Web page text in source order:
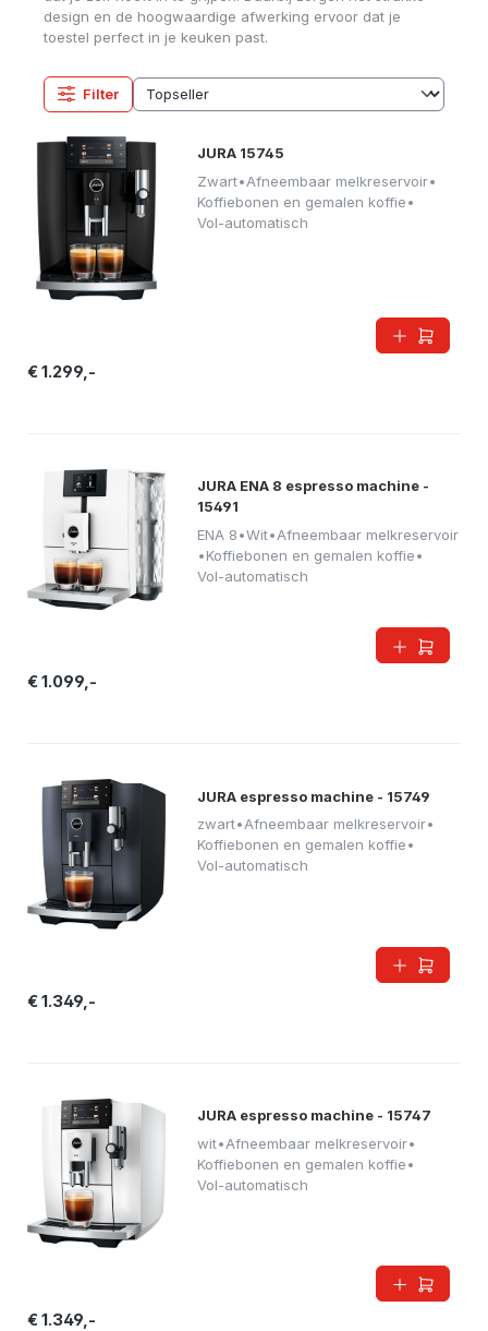
design en de hoogwaardige afwerking ervoor dat je
toestel perfect in je keuken past.
Filter
JURA 15745
Zwart•Afneembaar melkreservoir•
Koffiebonen en gemalen koffie•
Vol-automatisch
€ 1.299,-
JURA ENA 8 espresso machine -
15491
ENA 8•Wit•Afneembaar melkreservoir
•Koffiebonen en gemalen koffie•
Vol-automatisch
€ 1.099,-
JURA espresso machine - 15749
zwart•Afneembaar melkreservoir•
Koffiebonen en gemalen koffie•
Vol-automatisch
€ 1.349,-
JURA espresso machine - 15747
wit•Afneembaar melkreservoir•
Koffiebonen en gemalen koffie•
Vol-automatisch
€ 1.349,-